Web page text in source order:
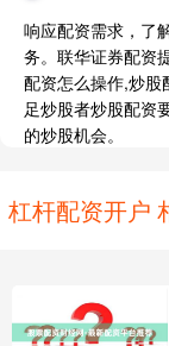
响应配资需求，了
务。联华证券配资
配资怎么操作,炒股
足炒股者炒股配资
的炒股机会。
杠杆配资开户